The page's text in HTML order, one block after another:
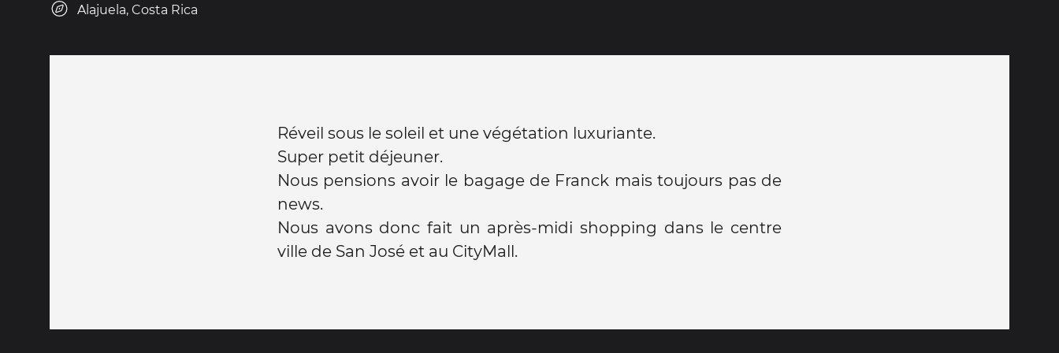
Alajuela, Costa Rica
Réveil sous le soleil et une végétation luxuriante.
Super petit déjeuner.
Nous pensions avoir le bagage de Franck mais toujours pas de
news.
Nous avons donc fait un après-midi shopping dans le centre
ville de San José et au CityMall.